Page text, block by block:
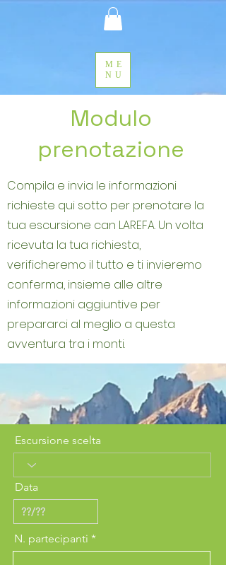
ME
NU
Modulo
prenotazione
Compila e invia le informazioni
richieste qui sotto per prenotare la
tua escursione can LAREFA. Un volta
ricevuta la tua richiesta,
verificheremo il tutto e ti invieremo
conferma, insieme alle altre
informazioni aggiuntive per
prepararci al meglio a questa
avventura tra i monti.
Escursione scelta
Data
N. partecipanti